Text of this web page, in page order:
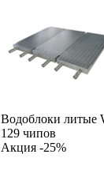
Водоблоки литые
129 чипов
Акция -25%